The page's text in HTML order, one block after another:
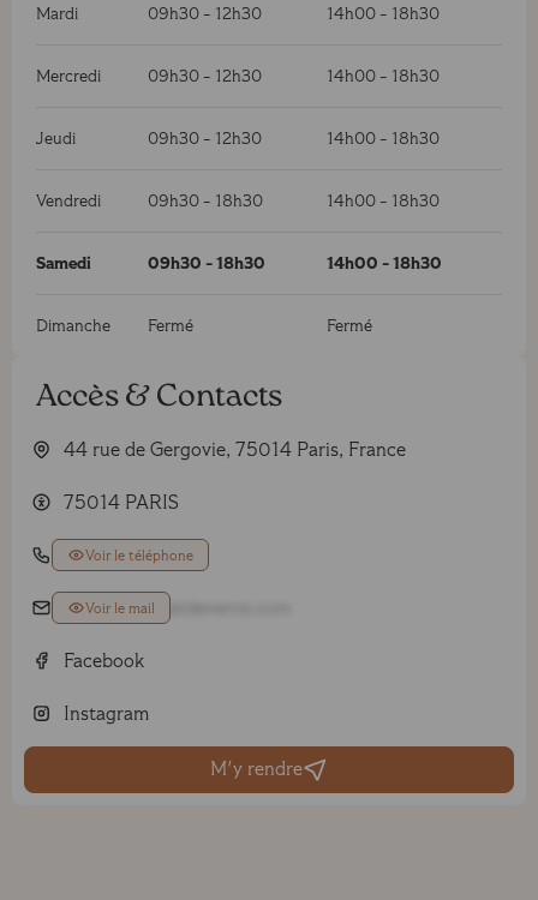
Mardi 09h30 - 12h30 14h00 - 18h30
Mercredi 09h30 - 12h30 14h00 - 18h30
Jeudi 09h30 - 12h30 14h00 - 18h30
Vendredi 09h30 - 18h30 14h00 - 18h30
Samedi 09h30 -18h30 14h00 -18h30
Dimanche Fermé Fermé
Accès & Contacts
44 rue de Gergovie, 75014 Paris, France
75014 PARIS
01 43 22 93 60
Voir le téléphone
paris14@eclatdeverre.com
Voir le mail
Facebook
Instagram
M'y rendre